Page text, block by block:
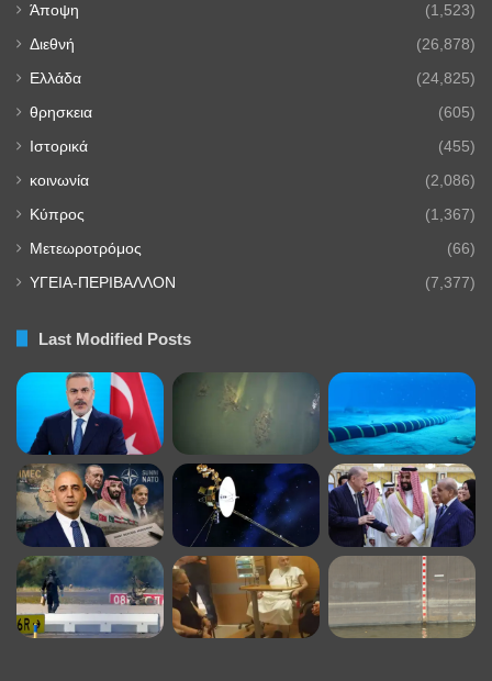
Άποψη (1,523)
Διεθνή (26,878)
Ελλάδα (24,825)
θρησκεια (605)
Ιστορικά (455)
κοινωνία (2,086)
Κύπρος (1,367)
Μετεωροτρόμος (66)
ΥΓΕΙΑ-ΠΕΡΙΒΑΛΛΟΝ (7,377)
Last Modified Posts